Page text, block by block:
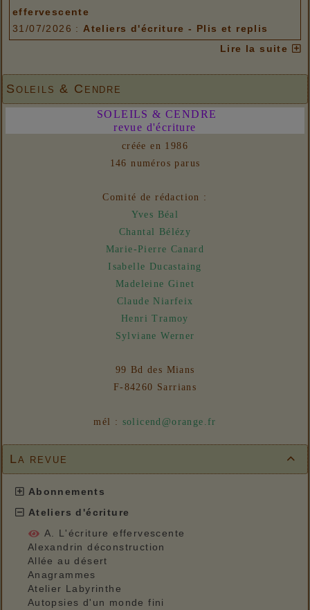
effervescente
31/07/2026 : Ateliers d'écriture - Plis et replis
matériel 2
31/07/2026 :Ateliers d'écriture - Plis et replis
- Un euro ne fait pas le printemps
Lire la suite
Soleils & Cendre
SOLEILS & CENDRE
revue d'écriture
créée en 1986
146 numéros parus
Comité de rédaction :
Yves Béal
Chantal Bélézy
Marie-Pierre Canard
Isabelle Ducastaing
Madeleine Ginet
Claude Niarfeix
Henri Tramoy
Sylviane Werner
99 Bd des Mians
F-84260 Sarrians
mél : solicend@orange.fr

La revue
Abonnements
Ateliers d'écriture
A. L'écriture effervescente
Alexandrin déconstruction
Allée au désert
Anagrammes
Atelier Labyrinthe
Autopsies d'un monde fini